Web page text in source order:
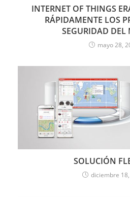
INTERNET OF THINGS
RÁPIDAMENTE LOS
SEGURIDAD DEL
mayo 28,
SOLUCIÓN
diciembre